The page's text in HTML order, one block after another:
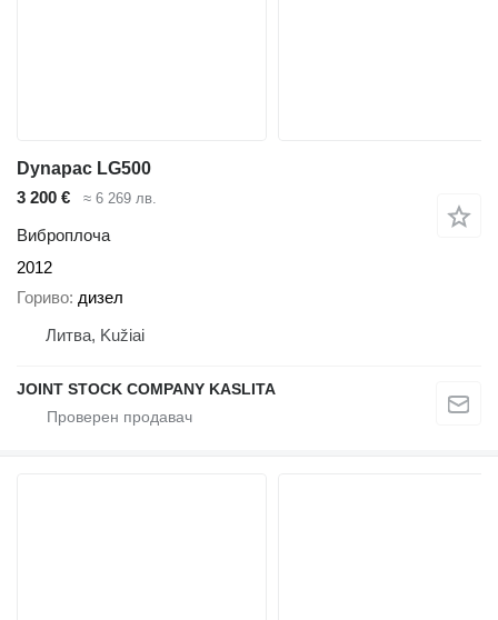
Dynapac LG500
3 200 €
≈ 6 269 лв.
Виброплоча
2012
Гориво дизел
Литва, Kužiai
JOINT STOCK COMPANY KASLITA